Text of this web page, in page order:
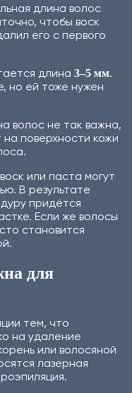
длина волос
чтобы воск
его с первого
длина 3–5 мм.
но ей тоже нужен
волос не так важна,
поверхности кожи
или паста могут
В результате
придётся
Если же волосы
становится
для
тем, что
на удаление
или волосяной
лазерная